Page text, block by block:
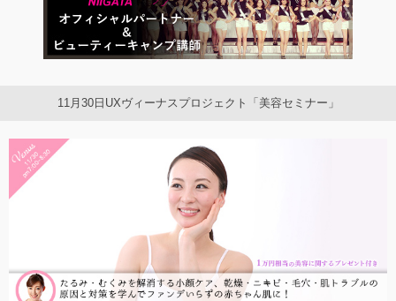
11月30日UXヴィーナスプロジェクト「美容セミナー」